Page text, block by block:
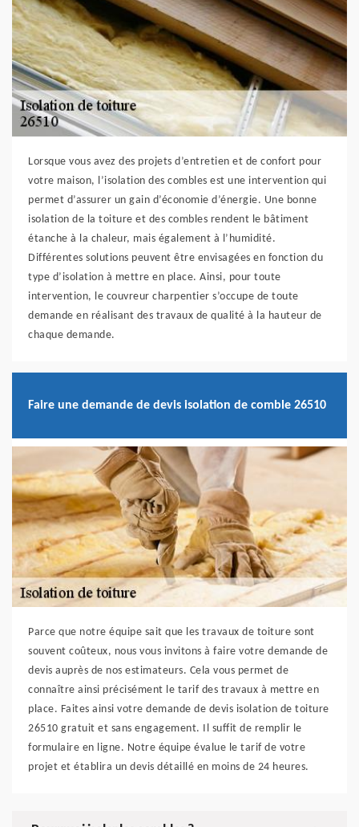
Lorsque vous avez des projets d’entretien et de confort pour
votre maison, l’isolation des combles est une intervention qui
permet d’assurer un gain d’économie d’énergie. Une bonne
isolation de la toiture et des combles rendent le bâtiment
étanche à la chaleur, mais également à l’humidité.
Différentes solutions peuvent être envisagées en fonction du
type d’isolation à mettre en place. Ainsi, pour toute
intervention, le couvreur charpentier s’occupe de toute
demande en réalisant des travaux de qualité à la hauteur de
chaque demande.
Faire une demande de devis isolation de comble 26510
Parce que notre équipe sait que les travaux de toiture sont
souvent coûteux, nous vous invitons à faire votre demande de
devis auprès de nos estimateurs. Cela vous permet de
connaître ainsi précisément le tarif des travaux à mettre en
place. Faites ainsi votre demande de devis isolation de toiture
26510 gratuit et sans engagement. Il suffit de remplir le
formulaire en ligne. Notre équipe évalue le tarif de votre
projet et établira un devis détaillé en moins de 24 heures.